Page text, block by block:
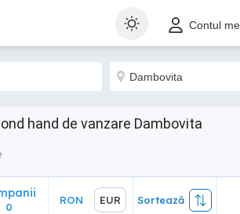
Contul
hand de vanzare Dambovita
Sortează
0
RON EUR Sortează